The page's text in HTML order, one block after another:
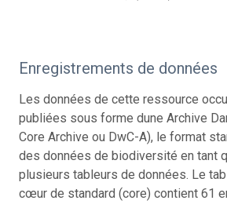
Enregistrements de données
Les données de cette ressource
publiées sous forme dune Archive
Core Archive ou DwC-A), le format
des données de biodiversité en tant
plusieurs tableurs de données. Le
cœur de standard (core) contient 61